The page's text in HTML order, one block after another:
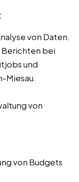
von Daten.
Berichten bei
und
Miesau.
von
von Budgets